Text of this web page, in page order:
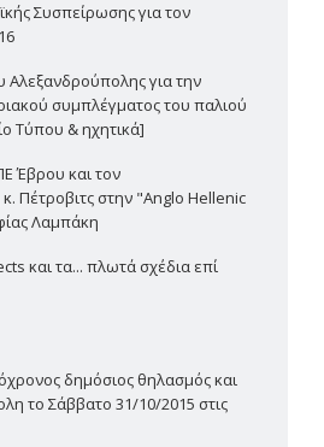
Συσπείρωσης για τον
για την
συμπλέγματος του παλιού
Τύπου & ηχητικά]
Έβρου και τον
Πέτροβιτς στην "Anglo Hellenic
Λαμπάκη
και τα... πλωτά σχέδια επί
δημόσιος θηλασμός και
το Σάββατο 31/10/2015 στις